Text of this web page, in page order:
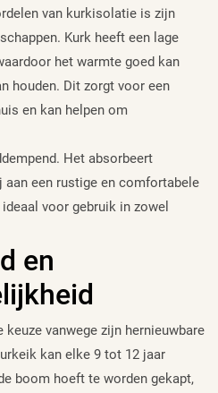
van kurkisolatie is zijn
Kurk heeft een lage
het warmte goed kan
houden. Dit zorgt voor een
en kan helpen om
Het absorbeert
een rustige en comfortabele
voor gebruik in zowel
en
vanwege zijn hernieuwbare
kan elke 9 tot 12 jaar
boom hoeft te worden gekapt,